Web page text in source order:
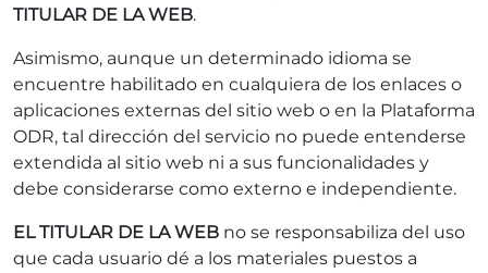
TITULAR DE LA WEB.
Asimismo, aunque un determinado idioma se
encuentre habilitado en cualquiera de los enlaces o
aplicaciones externas del sitio web o en la Plataforma
ODR, tal dirección del servicio no puede entenderse
extendida al sitio web ni a sus funcionalidades y
debe considerarse como externo e independiente.
EL TITULAR DE LA WEB no se responsabiliza del uso
que cada usuario dé a los materiales puestos a